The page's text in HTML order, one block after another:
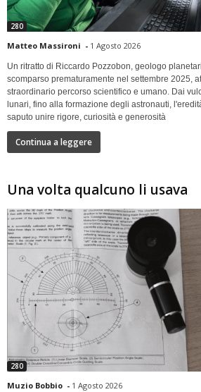
280
Matteo Massironi - 1 Agosto 2026
Un ritratto di Riccardo Pozzobon, geologo
scomparso prematuramente nel settembre 2025,
straordinario percorso scientifico e umano. Dai
lunari, fino alla formazione degli astronauti,
saputo unire rigore, curiosità e generosità
Continua a leggere
Una volta qualcuno li usava
280
Muzio Bobbio - 1 Agosto 2026